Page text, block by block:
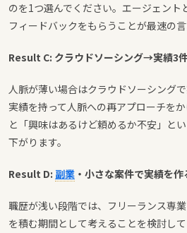
のを1つ選んでください。エージェント
フィードバックをもらうことが最速の言
Result C: クラウドソーシング→実績3
人脈が薄い場合はクラウドソーシング
実績を持って人脈への再アプローチを
と「興味はあるけど頼めるか不安」と
下がります。
Result D: 副業 ・小さな案件で実績を
職歴が浅い段階では、フリーランス専
を積む期間として考えることを検討し